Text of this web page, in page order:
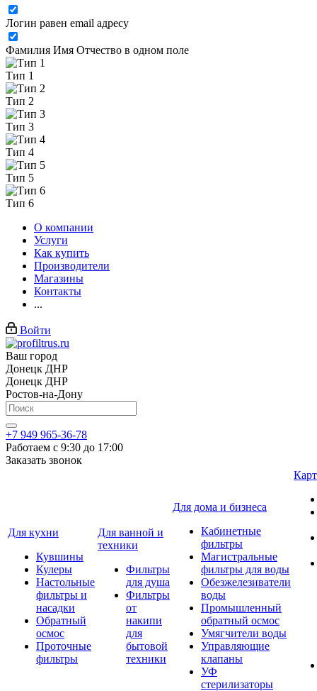
Логин равен email адресу
Фамилия Имя Отчество в одном поле
Тип 1
Тип 2
Тип 3
Тип 4
Тип 5
Тип 6
О компании
Услуги
Как купить
Производители
Магазины
Контакты
...
Войти
Ваш город
Донецк ДНР
Донецк ДНР
Ростов-на-Дону
+7 949 965-36-78
Работаем с 9:30 до 17:00
Заказать звонок
Для кухни
Кувшины
Кулеры
Настольные
фильтры и
насадки
Обратный
осмос
Проточные
фильтры
Для ванной и
техники
Фильтры
для душа
Фильтры
от
накипи
для
бытовой
техники
Для дома и бизнеса
Кабинетные
фильтры
Магистральные
фильтры для воды
Обезжелезиватели
воды
Промышленный
обратный осмос
Умягчители воды
Управляющие
клапаны
УФ
стерилизаторы